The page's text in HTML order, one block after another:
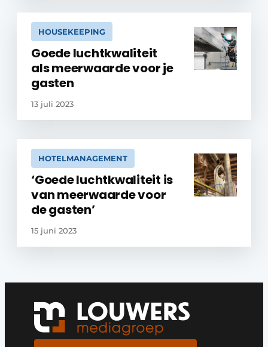
HOUSEKEEPING
Goede luchtkwaliteit
als meerwaarde voor je
gasten
13 juli 2023
HOTELMANAGEMENT
‘Goede luchtkwaliteit is
van meerwaarde voor
de gasten’
15 juni 2023